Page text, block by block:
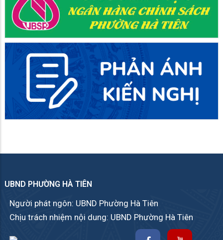
UBND PHƯỜNG HÀ TIÊN
Người phát ngôn: UBND Phường Hà Tiên
Chịu trách nhiệm nội dung: UBND Phường Hà Tiên